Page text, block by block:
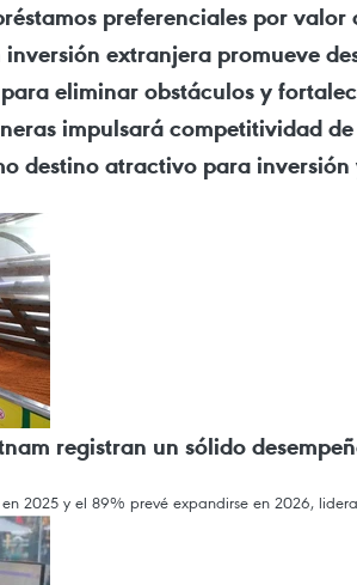
preferenciales por
extranjera promueve
eliminar obstáculos y
impulsará competitividad
destino atractivo para
registran un sólido
2025 y el 89% prevé expandirse en 2026,